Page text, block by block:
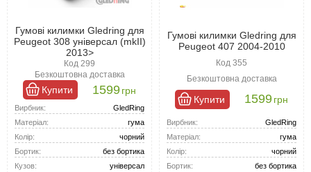
Гумові килимки Gledring для
Peugeot 308 універсал (mkII)
2013>
Код 299
Безкоштовна доставка
Купити 1599грн
Вирбник:
GledRing
Матеріал:
гума
Колір:
чорний
Бортик:
без бортика
Кузов:
універсал
Гумові килимки Gledring для
Peugeot 407 2004-2010
Код 355
Безкоштовна доставка
Купити 1599грн
Вирбник:
GledRing
Матеріал:
гума
Колір:
чорний
Бортик:
без бортика